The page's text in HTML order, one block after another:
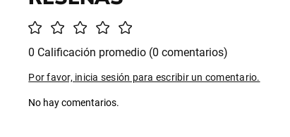
0 Calificación promedio (0 comentarios)
Por favor, inicia sesión para escribir un comentario.
No hay comentarios.